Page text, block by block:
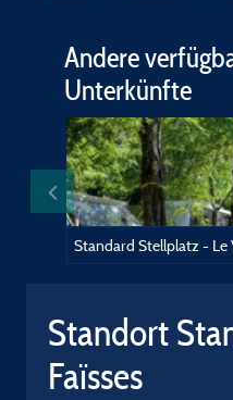
Andere
Unterkünfte
Standort
Faïsses